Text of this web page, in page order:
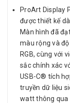
ProArt Display
được thiết kế
Màn hình đã
màu rộng và độ
RGB, cùng với
sắc chính xác
USB-C® tích
truyền dữ liệu
watt thông qua